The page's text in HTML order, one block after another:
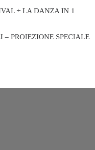
+ LA DANZA IN 1
– PROIEZIONE SPECIALE